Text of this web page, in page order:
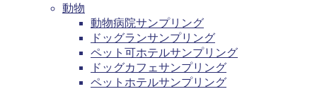
動物
動物病院サンプリング
ドッグランサンプリング
ペット可ホテルサンプリング
ドッグカフェサンプリング
ペットホテルサンプリング